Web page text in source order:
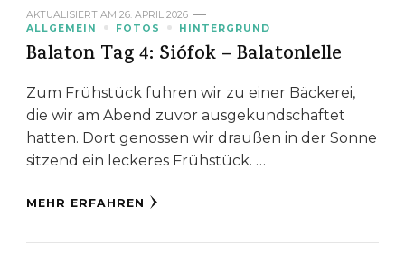
AKTUALISIERT AM 26. APRIL 2026
ALLGEMEIN
FOTOS HINTERGRUND
Balaton Tag 4: Siófok – Balatonlelle
Zum Frühstück fuhren wir zu einer Bäckerei,
die wir am Abend zuvor ausgekundschaftet
hatten. Dort genossen wir draußen in der Sonne
sitzend ein leckeres Frühstück. …
MEHR ERFAHREN